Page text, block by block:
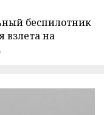
беспилотник
взлета на